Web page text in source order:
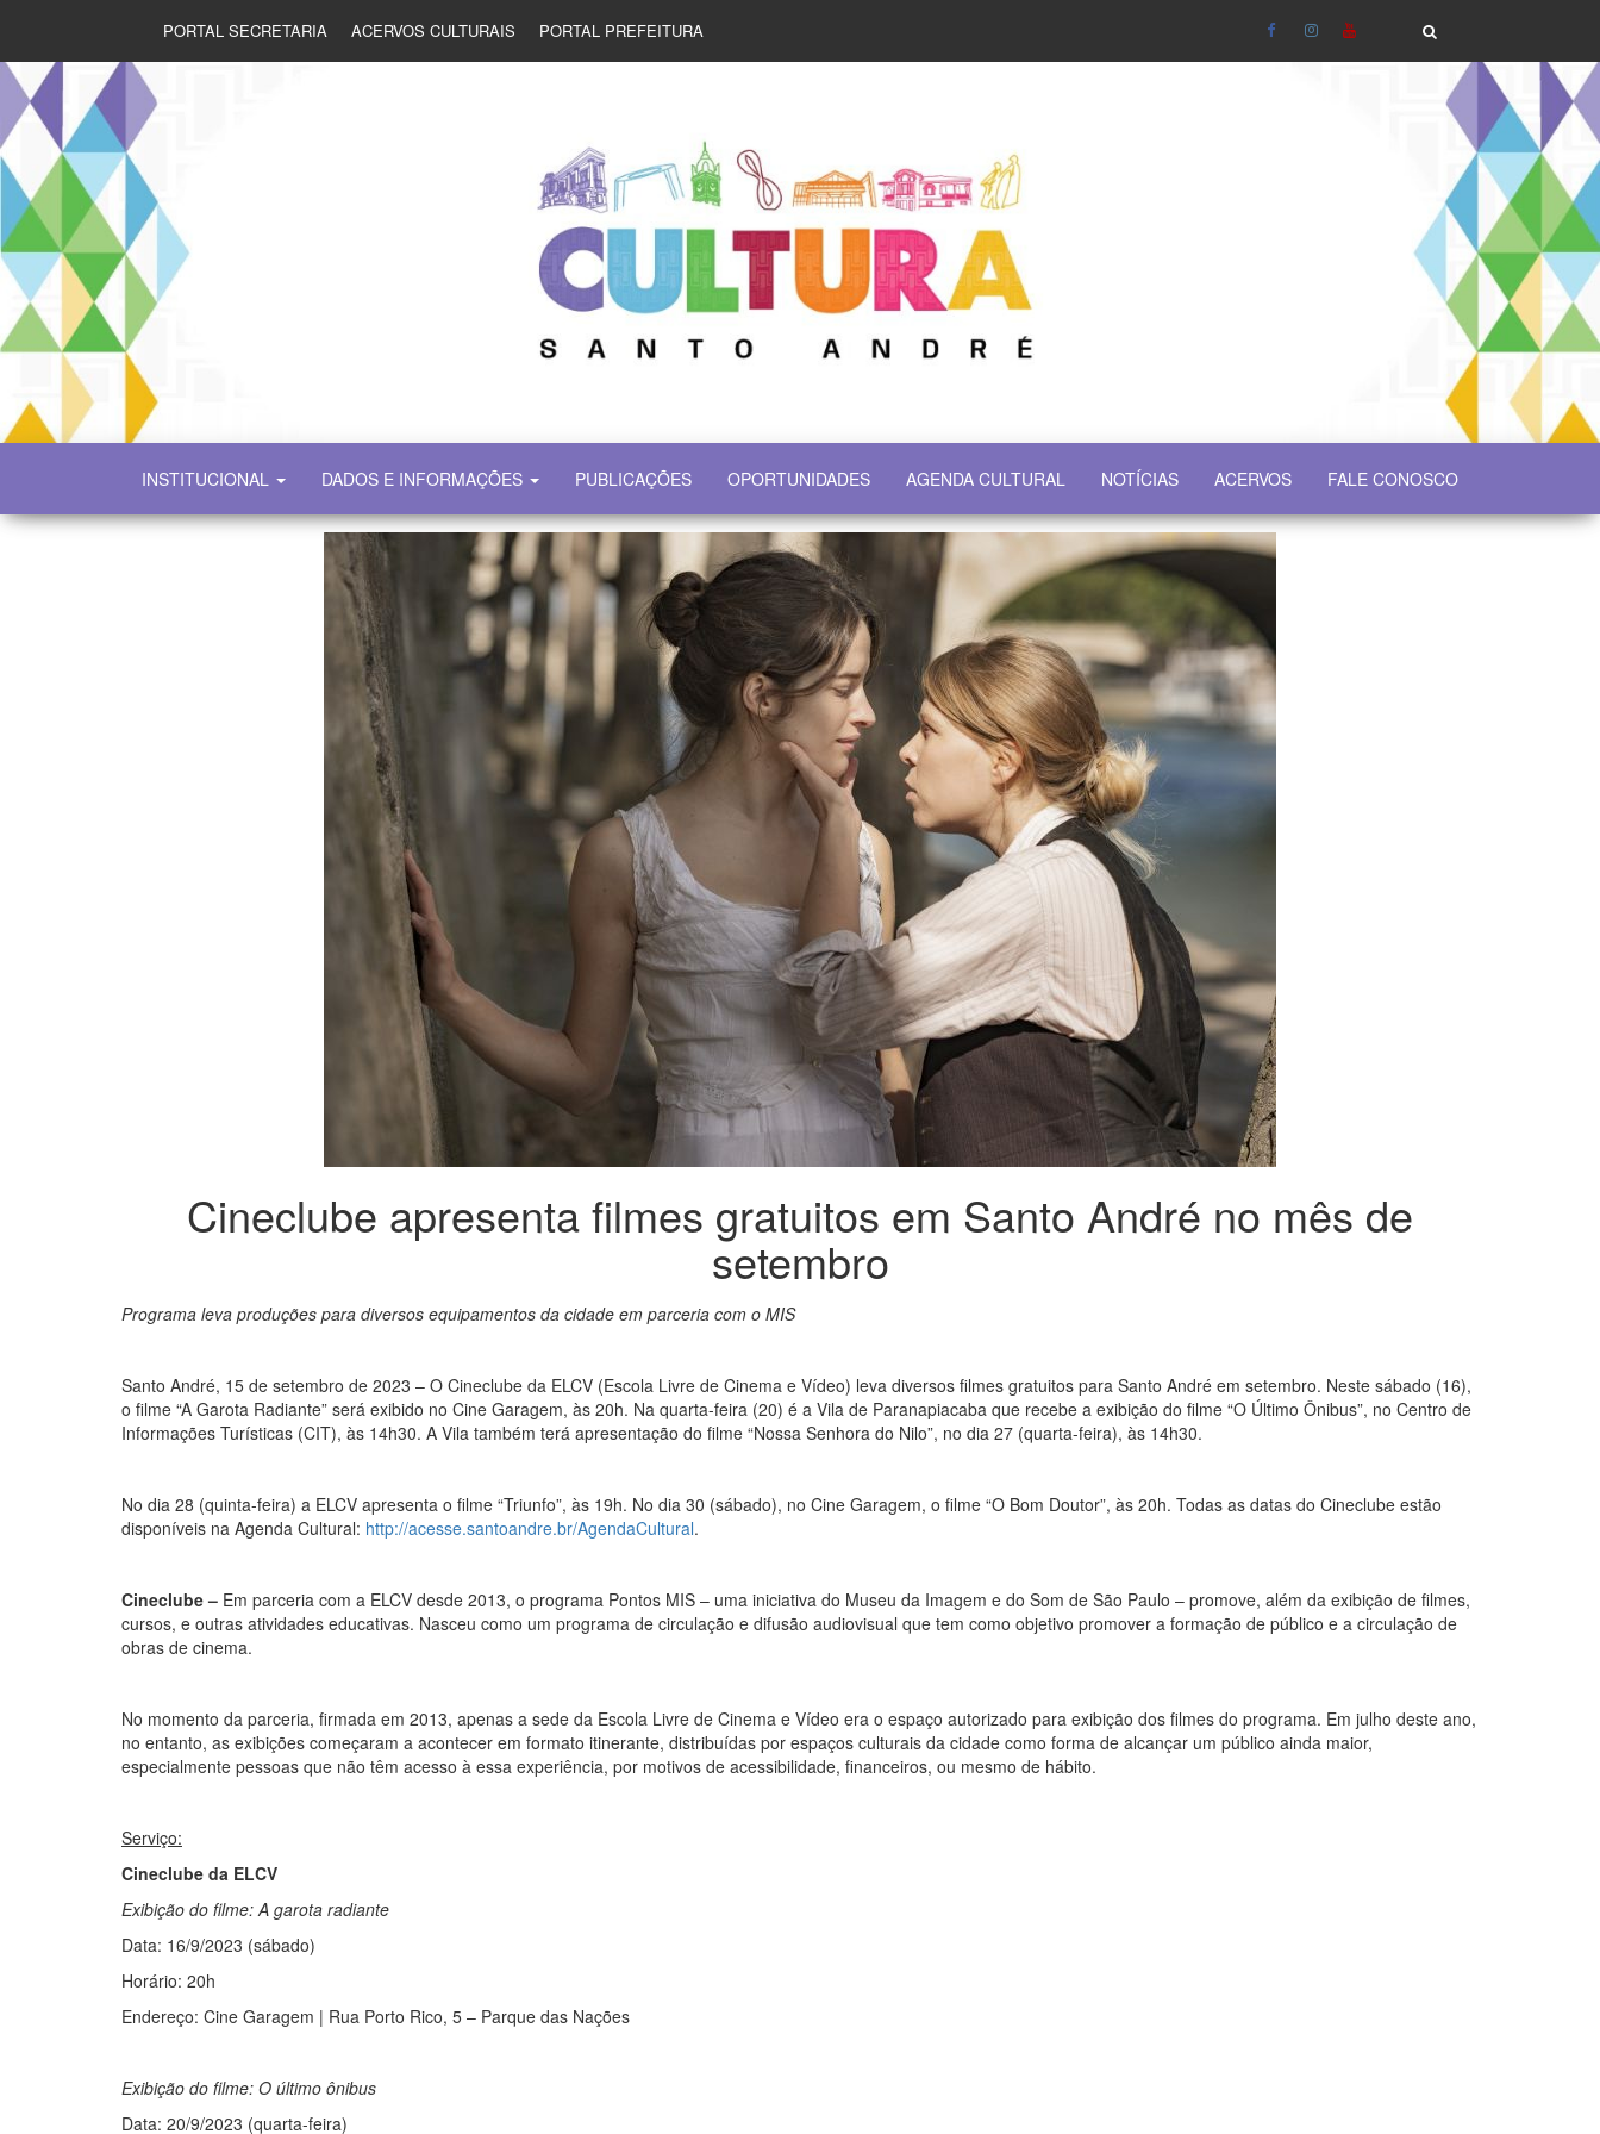
PORTAL SECRETARIA ACERVOS CULTURAIS PORTAL PREFEITURA
SECULT
INSTITUCIONAL DADOS E INFORMAÇÕES PUBLICAÇÕES OPORTUNIDADES AGENDA CULTURAL NOTÍCIAS ACERVOS FALE CONOSCO
Cineclube apresenta filmes gratuitos em Santo André no mês de
setembro
Programa leva produções para diversos equipamentos da cidade em parceria com o MIS
Santo André, 15 de setembro de 2023 – O Cineclube da ELCV (Escola Livre de Cinema e Vídeo) leva diversos filmes gratuitos para Santo André em setembro. Neste sábado (16),
o filme “A Garota Radiante” será exibido no Cine Garagem, às 20h. Na quarta-feira (20) é a Vila de Paranapiacaba que recebe a exibição do filme “O Último Ônibus”, no Centro de
Informações Turísticas (CIT), às 14h30. A Vila também terá apresentação do filme “Nossa Senhora do Nilo”, no dia 27 (quarta-feira), às 14h30.
No dia 28 (quinta-feira) a ELCV apresenta o filme “Triunfo”, às 19h. No dia 30 (sábado), no Cine Garagem, o filme “O Bom Doutor”, às 20h. Todas as datas do Cineclube estão
disponíveis na Agenda Cultural: http://acesse.santoandre.br/AgendaCultural.
Cineclube – Em parceria com a ELCV desde 2013, o programa Pontos MIS – uma iniciativa do Museu da Imagem e do Som de São Paulo – promove, além da exibição de filmes,
cursos, e outras atividades educativas. Nasceu como um programa de circulação e difusão audiovisual que tem como objetivo promover a formação de público e a circulação de
obras de cinema.
No momento da parceria, firmada em 2013, apenas a sede da Escola Livre de Cinema e Vídeo era o espaço autorizado para exibição dos filmes do programa. Em julho deste ano,
no entanto, as exibições começaram a acontecer em formato itinerante, distribuídas por espaços culturais da cidade como forma de alcançar um público ainda maior,
especialmente pessoas que não têm acesso à essa experiência, por motivos de acessibilidade, financeiros, ou mesmo de hábito.
Serviço:
Cineclube da ELCV
Exibição do filme: A garota radiante
Data: 16/9/2023 (sábado)
Horário: 20h
Endereço: Cine Garagem | Rua Porto Rico, 5 – Parque das Nações
Exibição do filme: O último ônibus
Data: 20/9/2023 (quarta-feira)